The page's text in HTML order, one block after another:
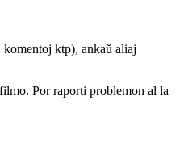
komentoj ktp), ankaŭ aliaj
Por raporti problemon al la